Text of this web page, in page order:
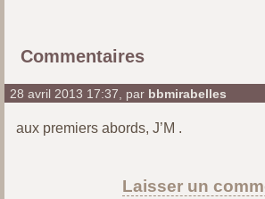
Commentaires
28 avril 2013 17:37, par bbmirabelles
aux premiers abords, J’M .
Laisser un